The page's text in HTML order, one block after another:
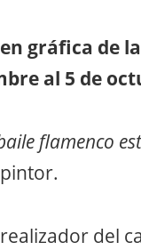
gráfica de
al 5 de
flamenco
del